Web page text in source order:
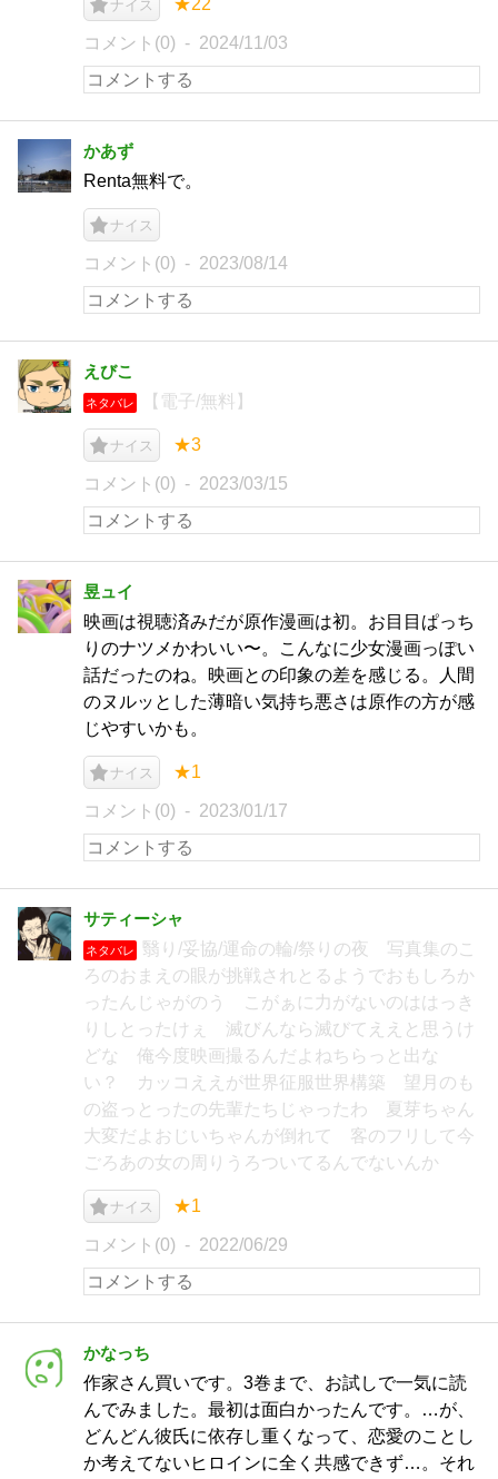
ナイス ★22
コメント(0) 2024/11/03
かあず
Renta無料で。
ナイス
コメント(0) 2023/08/14
えびこ
ネタバレ 【電子/無料】
ナイス ★3
コメント(0) 2023/03/15
昱ュイ
映画は視聴済みだが原作漫画は初。お目目ぱっち
りのナツメかわいい〜。こんなに少女漫画っぽい
話だったのね。映画との印象の差を感じる。人間
のヌルッとした薄暗い気持ち悪さは原作の方が感
じやすいかも。
ナイス ★1
コメント(0) 2023/01/17
サティーシャ
ネタバレ
翳り/妥協/運命の輪/祭りの夜 写真集のこ
ろのおまえの眼が挑戦されとるようでおもしろか
ったんじゃがのう こがぁに力がないのははっき
りしとったけぇ 滅びんなら滅びてええと思うけ
どな 俺今度映画撮るんだよねちらっと出な
い？ カッコええが世界征服世界構築 望月のも
の盗っとったの先輩たちじゃったわ 夏芽ちゃん
大変だよおじいちゃんが倒れて 客のフリして今
ごろあの女の周りうろついてるんでないんか
ナイス ★1
コメント(0) 2022/06/29
かなっち
作家さん買いです。3巻まで、お試しで一気に読
んでみました。最初は面白かったんです。…が、
どんどん彼氏に依存し重くなって、恋愛のことし
か考えてないヒロインに全く共感できず…。それ